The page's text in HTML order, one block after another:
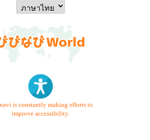
is constantly making efforts to
improve accessibility.